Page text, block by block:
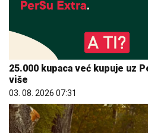
25.000 kupaca već kupuje uz
više
03. 08. 2026 07:31